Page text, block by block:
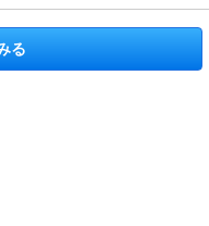
る